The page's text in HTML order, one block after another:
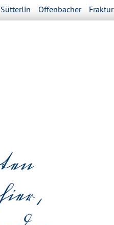
Sütterlin Offenbacher Fraktur